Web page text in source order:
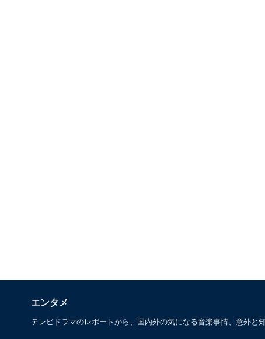
エンタメ
テレビドラマのレポートから、国内外の気になる音楽事情、意外と